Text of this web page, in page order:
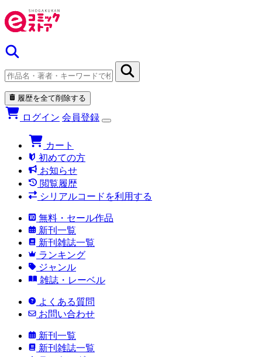
履歴を全て削除する
ログイン 会員登録
カート
初めての方
お知らせ
閲覧履歴
シリアルコードを利用する
無料・セール作品
新刊一覧
新刊雑誌一覧
ランキング
ジャンル
雑誌・レーベル
よくある質問
お問い合わせ
新刊一覧
新刊雑誌一覧